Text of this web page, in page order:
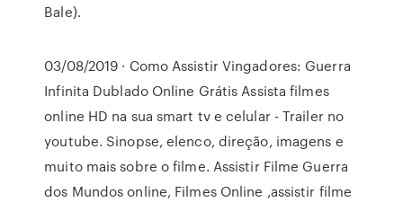
Bale).
03/08/2019 · Como Assistir Vingadores: Guerra
Infinita Dublado Online Grátis Assista filmes
online HD na sua smart tv e celular - Trailer no
youtube. Sinopse, elenco, direção, imagens e
muito mais sobre o filme. Assistir Filme Guerra
dos Mundos online, Filmes Online ,assistir filme